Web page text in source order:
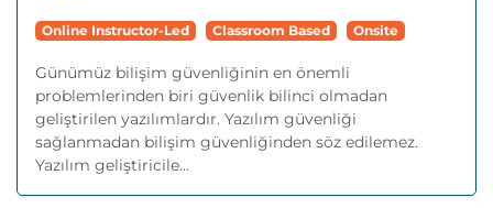
Online Instructor-Led Classroom Based Onsite
Günümüz bilişim güvenliğinin en önemli
problemlerinden biri güvenlik bilinci olmadan
geliştirilen yazılımlardır. Yazılım güvenliği
sağlanmadan bilişim güvenliğinden söz edilemez.
Yazılım geliştiricile...